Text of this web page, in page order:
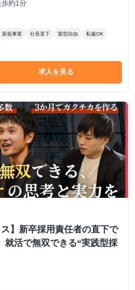
約1分
新規事業 社長直下 髪型自由 私服OK
求人を見る
ス】新卒採用責任者の直下で
就活で無双できる“実践型採